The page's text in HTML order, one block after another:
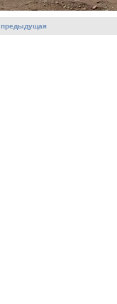
предыдущая